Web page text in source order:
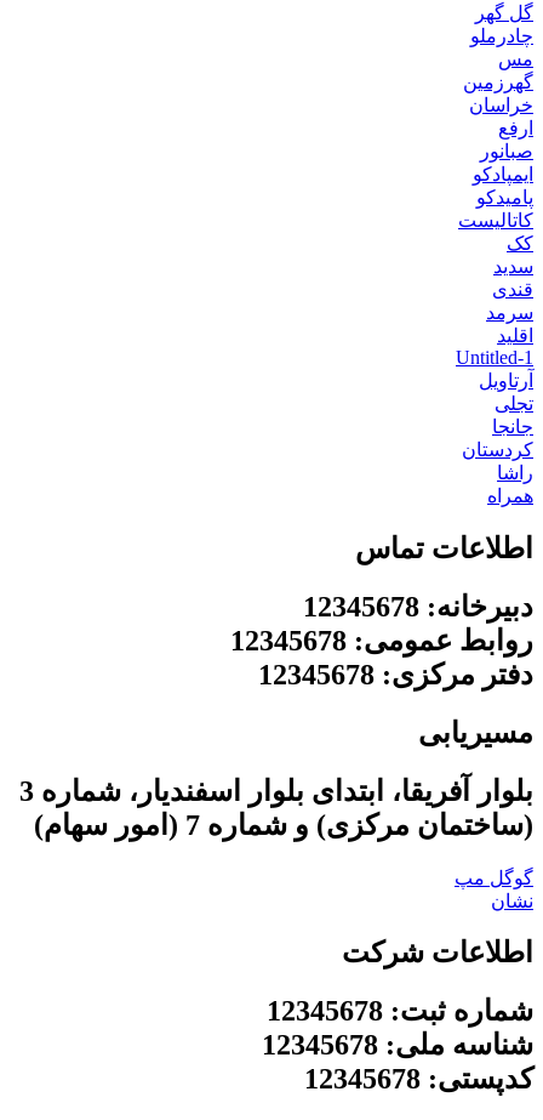
گل گهر
چادرملو
مس
گهرزمین
خراسان
ارفع
صبانور
ایمپادکو
پامیدکو
کاتالیست
کک
سدید
قندی
سرمد
اقلید
Untitled-1
آرتاویل
تجلی
جانجا
کردستان
راشا
همراه
اطلاعات تماس
دبیرخانه: 12345678
روابط عمومی: 12345678
دفتر مرکزی: 12345678
مسیریابی
بلوار آفریقا، ابتدای بلوار اسفندیار، شماره 3
(ساختمان مرکزی) و شماره 7 (امور سهام)
گوگل مپ
نشان
اطلاعات شرکت
شماره ثبت: 12345678
شناسه ملی: 12345678
کدپستی: 12345678